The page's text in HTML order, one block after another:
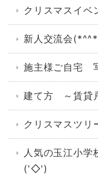
クリスマスイベ
新人交流会
施主様ご自宅
建て方 ～賃貸
クリスマスツ
人気の玉江小学
('◇')ゞ